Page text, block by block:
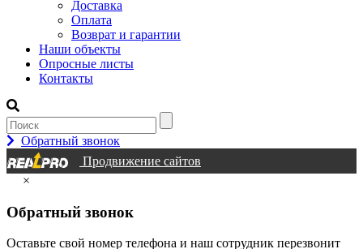
Доставка
Оплата
Возврат и гарантии
Наши объекты
Опросные листы
Контакты
Обратный звонок
Продвижение сайтов
×
Обратный звонок
Оставьте свой номер телефона и наш сотрудник перезвонит